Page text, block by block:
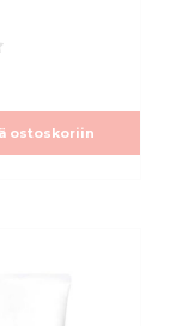
ostoskoriin